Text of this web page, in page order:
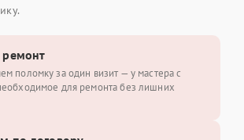
поломку за один визит — у мастера с
для ремонта без лишних